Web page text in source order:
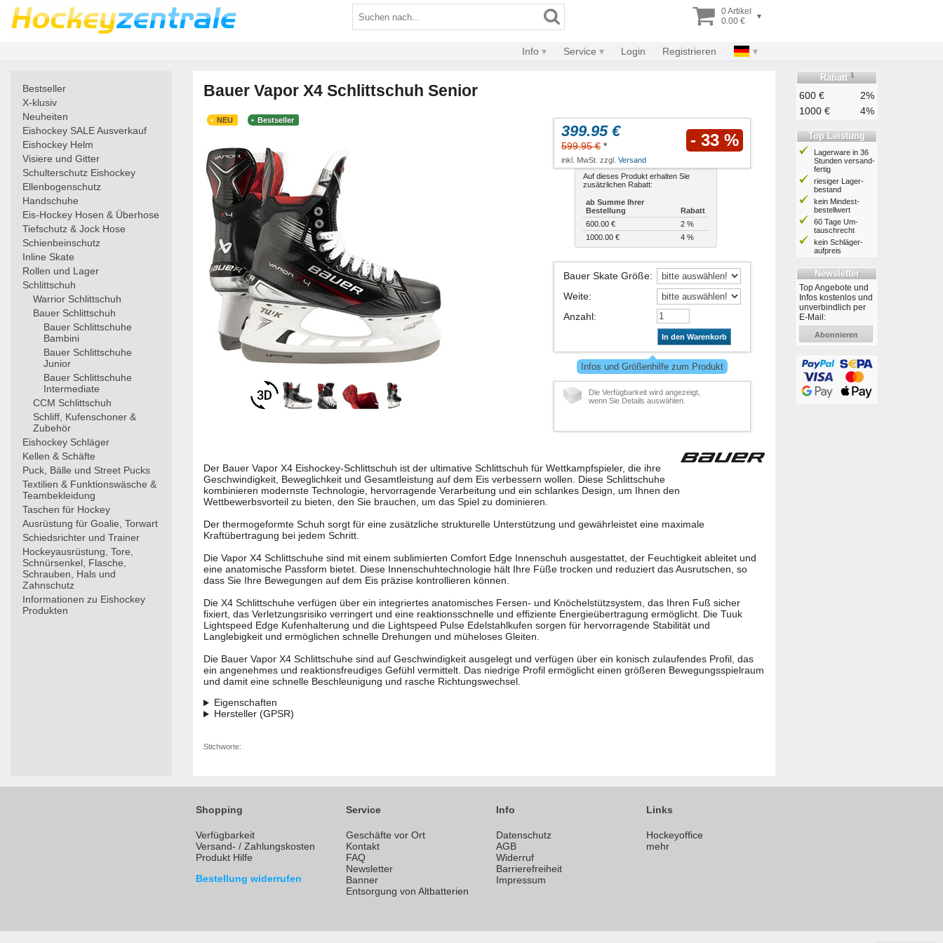
0 Artikel
0.00 €
▾
Info Service Login Registrieren
Bestseller
X-klusiv
Neuheiten
Eishockey SALE Ausverkauf
Eishockey Helm
Visiere und Gitter
Schulterschutz Eishockey
Ellenbogenschutz
Handschuhe
Eis-Hockey Hosen & Überhose
Tiefschutz & Jock Hose
Schienbeinschutz
Inline Skate
Rollen und Lager
Schlittschuh
Warrior Schlittschuh
Bauer Schlittschuh
Bauer Schlittschuhe
Bambini
Bauer Schlittschuhe
Junior
Bauer Schlittschuhe
Intermediate
CCM Schlittschuh
Schliff, Kufenschoner &
Zubehör
Eishockey Schläger
Kellen & Schäfte
Puck, Bälle und Street Pucks
Textilien & Funktionswäsche &
Teambekleidung
Taschen für Hockey
Ausrüstung für Goalie, Torwart
Schiedsrichter und Trainer
Hockeyausrüstung, Tore,
Schnürsenkel, Flasche,
Schrauben, Hals und
Zahnschutz
Informationen zu Eishockey
Produkten
Bauer Vapor X4 Schlittschuh Senior
NEU Bestseller
399.95 €
599.95 € * - 33 %
inkl. MwSt. zzgl. Versand
Auf dieses Produkt erhalten Sie
zusätzlichen Rabatt:
ab Summe Ihrer
Bestellung
Rabatt
600.00 €
2 %
1000.00 €
4 %
Bauer Skate Größe:
Weite:
Anzahl:
In den Warenkorb
Infos und Größenhilfe zum Produkt
Die Verfügbarkeit wird angezeigt,
wenn Sie Details auswählen.
Der Bauer Vapor X4 Eishockey-Schlittschuh ist der ultimative Schlittschuh für Wettkampfspieler, die ihre
Geschwindigkeit, Beweglichkeit und Gesamtleistung auf dem Eis verbessern wollen. Diese Schlittschuhe
kombinieren modernste Technologie, hervorragende Verarbeitung und ein schlankes Design, um Ihnen den
Wettbewerbsvorteil zu bieten, den Sie brauchen, um das Spiel zu dominieren.
Der thermogeformte Schuh sorgt für eine zusätzliche strukturelle Unterstützung und gewährleistet eine maximale
Kraftübertragung bei jedem Schritt.
Die Vapor X4 Schlittschuhe sind mit einem sublimierten Comfort Edge Innenschuh ausgestattet, der Feuchtigkeit ableitet und
eine anatomische Passform bietet. Diese Innenschuhtechnologie hält Ihre Füße trocken und reduziert das Ausrutschen, so
dass Sie Ihre Bewegungen auf dem Eis präzise kontrollieren können.
Die X4 Schlittschuhe verfügen über ein integriertes anatomisches Fersen- und Knöchelstützsystem, das Ihren Fuß sicher
fixiert, das Verletzungsrisiko verringert und eine reaktionsschnelle und effiziente Energieübertragung ermöglicht. Die Tuuk
Lightspeed Edge Kufenhalterung und die Lightspeed Pulse Edelstahlkufen sorgen für hervorragende Stabilität und
Langlebigkeit und ermöglichen schnelle Drehungen und müheloses Gleiten.
Die Bauer Vapor X4 Schlittschuhe sind auf Geschwindigkeit ausgelegt und verfügen über ein konisch zulaufendes Profil, das
ein angenehmes und reaktionsfreudiges Gefühl vermittelt. Das niedrige Profil ermöglicht einen größeren Bewegungsspielraum
und damit eine schnelle Beschleunigung und rasche Richtungswechsel.
Eigenschaften
Hersteller (GPSR)
Stichworte:
Rabatt 1
600 €
2%
1000 €
4%
Top Leistung
Lagerware in 36
Stunden ver­sand­
fertig
riesiger Lager­
bestand
kein Mindest­
bestell­wert
60 Tage Um­
tausch­recht
kein Schläger­
aufpreis
Newsletter
Top Angebote und
Infos kostenlos und
unverbindlich per
E-Mail:
Abonnieren
Shopping
Verfügbarkeit
Versand- / Zahlungskosten
Produkt Hilfe
Bestellung widerrufen
Service
Geschäfte vor Ort
Kontakt
FAQ
Newsletter
Banner
Entsorgung von Altbatterien
Info
Datenschutz
AGB
Widerruf
Barrierefreiheit
Impressum
Links
Hockeyoffice
mehr